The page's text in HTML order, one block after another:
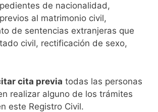
de nacionalidad,
al matrimonio civil,
de sentencias extranjeras que
civil, rectificación de sexo,
cita previa todas las personas
realizar alguno de los trámites
este Registro Civil.​